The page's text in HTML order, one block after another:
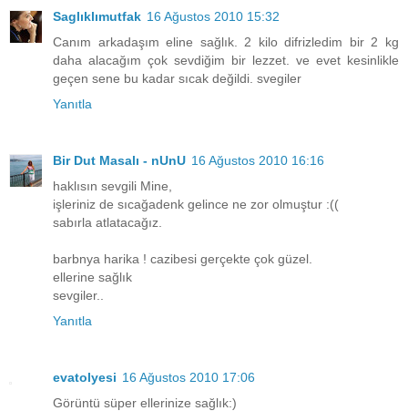
Saglıklımutfak 16 Ağustos 2010 15:32
Canım arkadaşım eline sağlık. 2 kilo difrizledim bir 2 kg
daha alacağım çok sevdiğim bir lezzet. ve evet kesinlikle
geçen sene bu kadar sıcak değildi. svegiler
Yanıtla
Bir Dut Masalı - nUnU 16 Ağustos 2010 16:16
haklısın sevgili Mine,
işleriniz de sıcağadenk gelince ne zor olmuştur :((
sabırla atlatacağız.
barbnya harika ! cazibesi gerçekte çok güzel.
ellerine sağlık
sevgiler..
Yanıtla
evatolyesi 16 Ağustos 2010 17:06
Görüntü süper ellerinize sağlık:)